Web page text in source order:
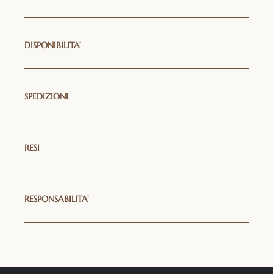
DISPONIBILITA'
SPEDIZIONI
RESI
RESPONSABILITA'